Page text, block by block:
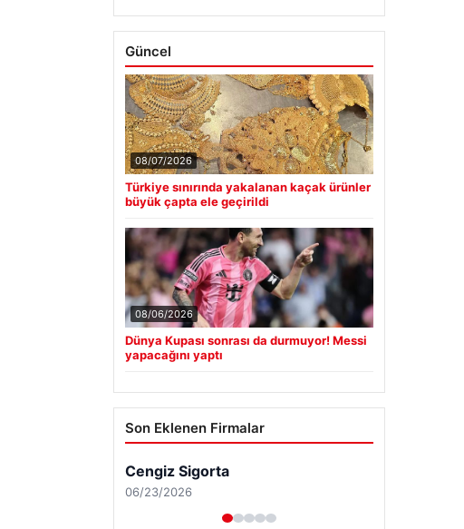
Güncel
08/07/2026
Türkiye sınırında yakalanan kaçak ürünler
büyük çapta ele geçirildi
08/06/2026
Dünya Kupası sonrası da durmuyor! Messi
yapacağını yaptı
Son Eklenen Firmalar
Cengiz Sigorta
06/23/2026